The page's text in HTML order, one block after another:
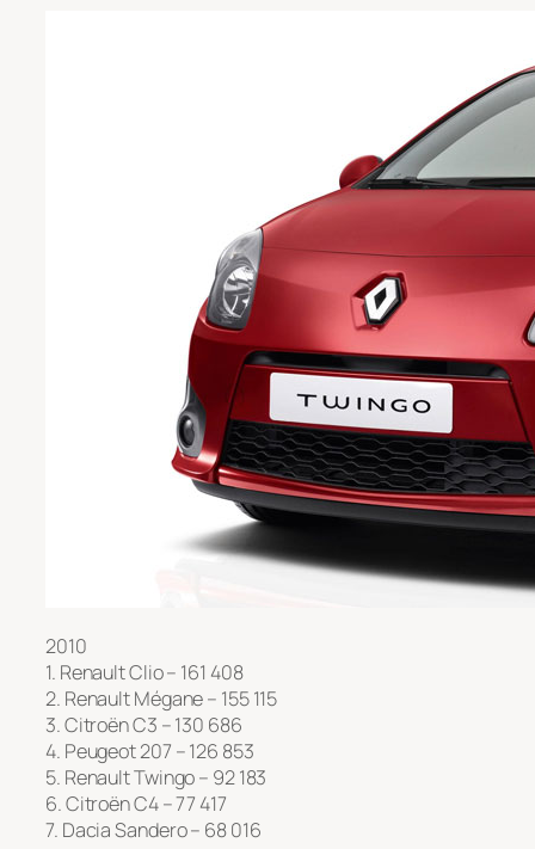
2010
1. Renault Clio – 161 408
2. Renault Mégane – 155 115
3. Citroën C3 – 130 686
4. Peugeot 207 – 126 853
5. Renault Twingo – 92 183
6. Citroën C4 – 77 417
7. Dacia Sandero – 68 016